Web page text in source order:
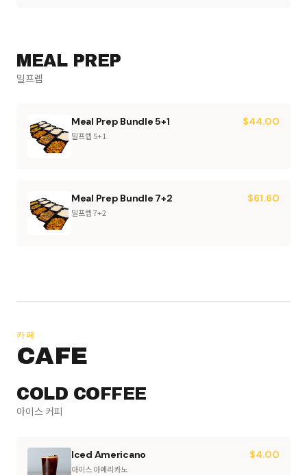
MEAL PREP
밀프렙
Meal Prep Bundle 5+1
밀프렙 5+1
$44.00
Meal Prep Bundle 7+2
밀프렙 7+2
$61.60
카페
CAFE
COLD COFFEE
아이스 커피
Iced Americano
아이스 아메리카노
$4.00